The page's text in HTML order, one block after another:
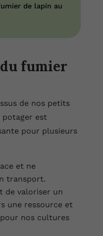
de lapin au
du fumier
de nos petits
potager est
pour plusieurs
et ne
transport.
de valoriser un
une ressource et
nos cultures